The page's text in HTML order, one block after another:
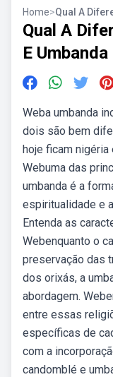
Home>Qual A
Qual A
E Umbanda
Weba umbanda
dois são bem
hoje ficam nigéria
Webuma das
umbanda é a
espiritualidade e
Entenda as
Webenquanto o
preservação das
dos orixás, a
abordagem.
entre essas
específicas de
com a
candomblé e